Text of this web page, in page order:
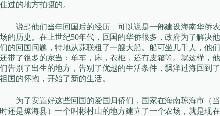
住过的地方拍摄的。
说起他们当年回国后的经历，可以说是一部建设海南华侨农
场的历史。在上世纪50年代，回国的华侨很多，政府为了解决他
们的回国问题，特地从苏联租了一艘大船。船可坐几千人，他们
还带了很多的家当：单车，床，衣柜，还有皮箱等。就这样，他
们告别了出生的地方，告别了优越的生活条件，飘洋过海回到了
祖国的怀抱，开始了新的生活。
为了安置好这些回国的爱国归侨们，国家在海南琼海市（当
时还是琼海县）一个叫彬村山的地方建立了一个农场，就是现在